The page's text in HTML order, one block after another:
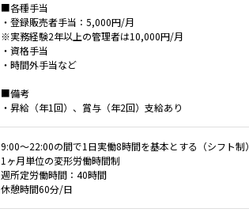
■各種手当
・登録販売者手当：5,000円/月
※実務経験2年以上の管理者は10,000円/月
・資格手当
・時間外手当など
■備考
・昇給（年1回）、賞与（年2回）支給あり
9:00～22:00の間で1日実働8時間を基本とする（シフト制）
1ヶ月単位の変形労働時間制
週所定労働時間：40時間
休憩時間60分/日